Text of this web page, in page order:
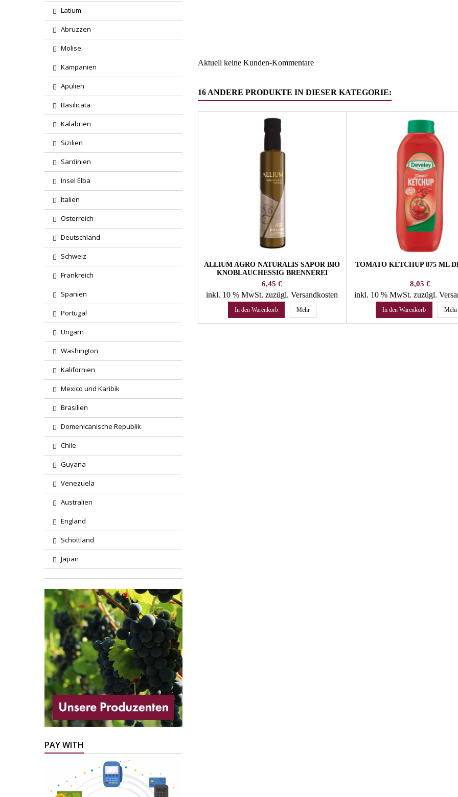
Latium
Abruzzen
Molise
Kampanien
Apulien
Basilicata
Kalabrien
Sizilien
Sardinien
Insel Elba
Italien
Österreich
Deutschland
Schweiz
Frankreich
Spanien
Portugal
Ungarn
Washington
Kalifornien
Mexico und Karibik
Brasilien
Domenicanische Republik
Chile
Guyana
Venezuela
Australien
England
Schottland
Japan
PAY WITH
Aktuell keine Kunden-Kommentare
16 ANDERE PRODUKTE IN DIESER KATEGORIE:
ALLIUM AGRO NATURALIS SAPOR BIO
KNOBLAUCHESSIG BRENNEREI
WALCHER
Preis
6,45 €
inkl. 10 % MwSt.zuzügl. Versandkosten
In den Warenkorb Mehr
TOMATO KETCHUP 875 ML
Preis
8,05 €
inkl. 10 % MwSt. zuzügl.
In den Warenkorb Mehr